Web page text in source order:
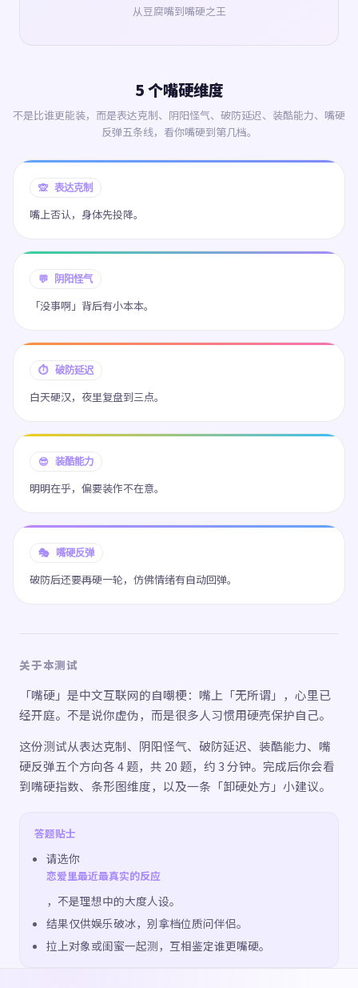
从豆腐嘴到嘴硬之王
5 个嘴硬维度
不是比谁更能装，而是表达克制、阴阳怪气、破防延迟、装酷能力、嘴硬
反弹五条线，看你嘴硬到第几档。
🙊 表达克制
嘴上否认，身体先投降。
💬 阴阳怪气
「没事啊」背后有小本本。
⏱ 破防延迟
白天硬汉，夜里复盘到三点。
😎 装酷能力
明明在乎，偏要装作不在意。
🎭 嘴硬反弹
破防后还要再硬一轮，仿佛情绪有自动回弹。
关于本测试
「嘴硬」是中文互联网的自嘲梗：嘴上「无所谓」，心里已
经开庭。不是说你虚伪，而是很多人习惯用硬壳保护自己。
这份测试从表达克制、阴阳怪气、破防延迟、装酷能力、嘴
硬反弹五个方向各 4 题，共 20 题，约 3 分钟。完成后你会看
到嘴硬指数、条形图维度，以及一条「卸硬处方」小建议。
答题贴士
请选你
恋爱里最近最真实的反应
，不是理想中的大度人设。
结果仅供娱乐破冰，别拿档位质问伴侣。
拉上对象或闺蜜一起测，互相鉴定谁更嘴硬。